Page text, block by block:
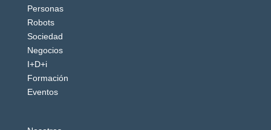
Personas
Robots
Sociedad
Negocios
I+D+i
Formación
Eventos